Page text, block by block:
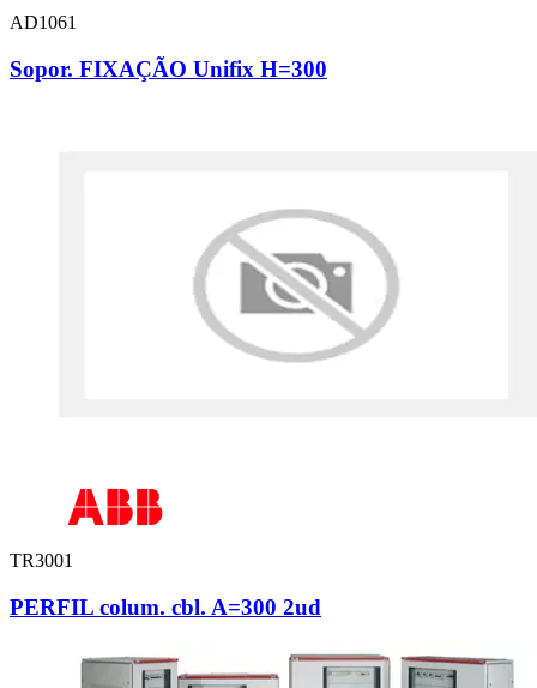
AD1061
Sopor. FIXAÇÃO Unifix H=300
TR3001
PERFIL colum. cbl. A=300 2ud